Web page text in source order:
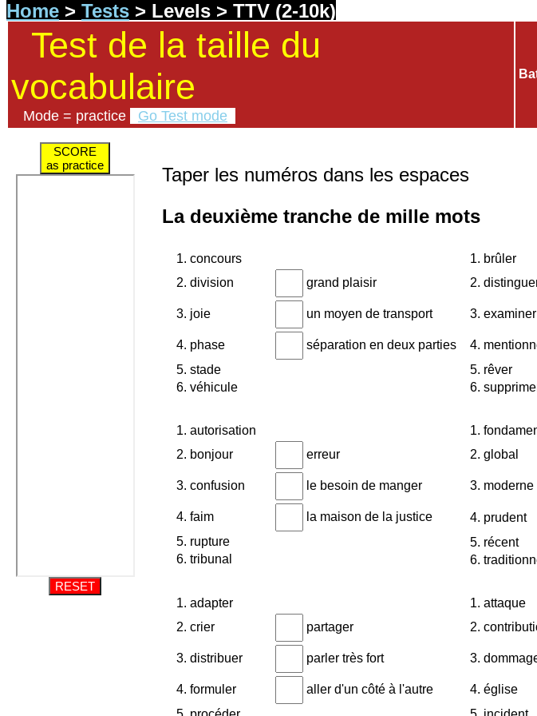
Home > Tests > Levels > TTV (2-10k)
Test de la taille du
vocabulaire
Mode = practice Go Test mode
Taper les numéros dans les espaces
La deuxième tranche de mille mots
1. concours
2. division
grand plaisir
3. joie un moyen de transport
4. phase
séparation en deux parties
5. stade
6. véhicule
1. brûler
2.
3. examiner
4.
5. rêver
6.
1. autorisation
2. bonjour
erreur
3. confusion le besoin de manger
4. faim
la maison de la justice
5. rupture
6. tribunal
1.
2. global
3. moderne
4. prudent
5. récent
6.
1. adapter
2. crier
partager
3. distribuer parler très fort
4. formuler
aller d'un côté à l'autre
1. attaque
2.
3.
4. église
SCORE
as practice
RESET